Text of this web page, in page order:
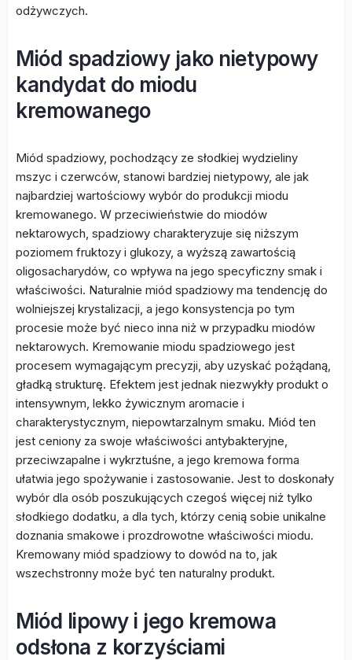
odżywczych.
Miód spadziowy jako nietypowy
kandydat do miodu
kremowanego
Miód spadziowy, pochodzący ze słodkiej wydzieliny
mszyc i czerwców, stanowi bardziej nietypowy, ale jak
najbardziej wartościowy wybór do produkcji miodu
kremowanego. W przeciwieństwie do miodów
nektarowych, spadziowy charakteryzuje się niższym
poziomem fruktozy i glukozy, a wyższą zawartością
oligosacharydów, co wpływa na jego specyficzny smak i
właściwości. Naturalnie miód spadziowy ma tendencję do
wolniejszej krystalizacji, a jego konsystencja po tym
procesie może być nieco inna niż w przypadku miodów
nektarowych. Kremowanie miodu spadziowego jest
procesem wymagającym precyzji, aby uzyskać pożądaną,
gładką strukturę. Efektem jest jednak niezwykły produkt o
intensywnym, lekko żywicznym aromacie i
charakterystycznym, niepowtarzalnym smaku. Miód ten
jest ceniony za swoje właściwości antybakteryjne,
przeciwzapalne i wykrztuśne, a jego kremowa forma
ułatwia jego spożywanie i zastosowanie. Jest to doskonały
wybór dla osób poszukujących czegoś więcej niż tylko
słodkiego dodatku, a dla tych, którzy cenią sobie unikalne
doznania smakowe i prozdrowotne właściwości miodu.
Kremowany miód spadziowy to dowód na to, jak
wszechstronny może być ten naturalny produkt.
Miód lipowy i jego kremowa
odsłona z korzyściami